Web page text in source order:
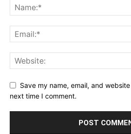
Save my name, email, and
next time I comment.